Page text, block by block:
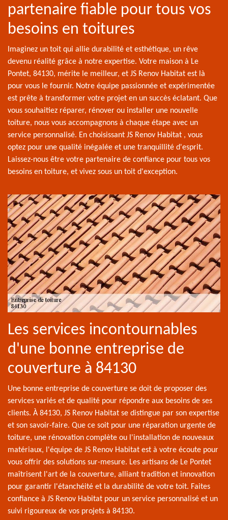
partenaire fiable pour tous vos
besoins en toitures
Imaginez un toit qui allie durabilité et esthétique, un rêve
devenu réalité grâce à notre expertise. Votre maison à Le
Pontet, 84130, mérite le meilleur, et JS Renov Habitat est là
pour vous le fournir. Notre équipe passionnée et expérimentée
est prête à transformer votre projet en un succès éclatant. Que
vous souhaitiez réparer, rénover ou installer une nouvelle
toiture, nous vous accompagnons à chaque étape avec un
service personnalisé. En choisissant JS Renov Habitat , vous
optez pour une qualité inégalée et une tranquillité d'esprit.
Laissez-nous être votre partenaire de confiance pour tous vos
besoins en toiture, et vivez sous un toit d'exception.
Les services incontournables
d'une bonne entreprise de
couverture à 84130
Une bonne entreprise de couverture se doit de proposer des
services variés et de qualité pour répondre aux besoins de ses
clients. À 84130, JS Renov Habitat se distingue par son expertise
et son savoir-faire. Que ce soit pour une réparation urgente de
toiture, une rénovation complète ou l'installation de nouveaux
matériaux, l'équipe de JS Renov Habitat est à votre écoute pour
vous offrir des solutions sur-mesure. Les artisans de Le Pontet
maîtrisent l'art de la couverture, alliant tradition et innovation
pour garantir l'étanchéité et la durabilité de votre toit. Faites
confiance à JS Renov Habitat pour un service personnalisé et un
suivi rigoureux de vos projets à 84130.